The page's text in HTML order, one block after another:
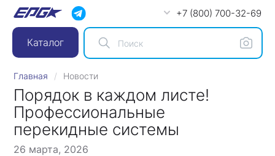
+7 (800) 700-32-69
Каталог
Главная Новости
Порядок в каждом листе!
Профессиональные
перекидные системы
26 марта, 2026